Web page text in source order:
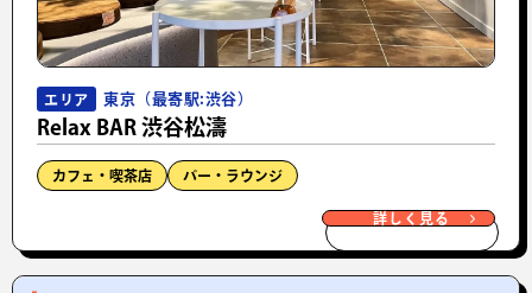
エリア 東京（最寄駅:渋谷）
Relax BAR 渋谷松濤
カフェ・喫茶店 バー・ラウンジ
詳しく見る